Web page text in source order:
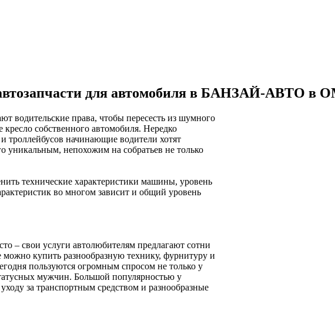
для автомобиля в БАНЗАЙ-АВТО в
водительские права, чтобы пересесть из шумного
собственного автомобиля. Нередко
троллейбусов начинающие водители хотят
уникальным, непохожим на собратьев не только
технические характеристики машины, уровень
во многом зависит и общий уровень
– свои услуги автолюбителям предлагают сотни
купить разнообразную технику, фурнитуру и
пользуются огромным спросом не только у
мужчин. Большой популярностью у
за транспортным средством и разнообразные